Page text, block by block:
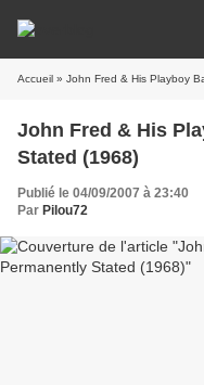
Accueil » John Fred & His Playboy
John Fred & His
Stated (1968)
Publié le 04/09/2007 à 23:40
Par Pilou72